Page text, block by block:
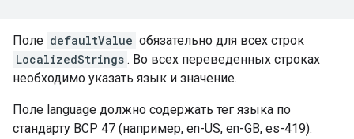
Поле defaultValue обязательно для всех строк
LocalizedStrings . Во всех переведенных строках
необходимо указать язык и значение.
Поле language должно содержать тег языка по
стандарту BCP 47 (например, en-US, en-GB, es-419).